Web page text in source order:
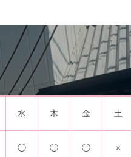
水 木 金 土
◯ ◯ ◯ ×